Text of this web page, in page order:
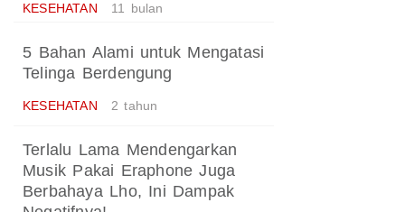
KESEHATAN 11 bulan
5 Bahan Alami untuk Mengatasi
Telinga Berdengung
KESEHATAN 2 tahun
Terlalu Lama Mendengarkan
Musik Pakai Eraphone Juga
Berbahaya Lho, Ini Dampak